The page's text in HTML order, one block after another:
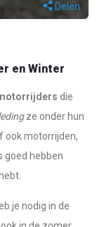
Delen
en Winter
die
ze onder hun
ook motorrijden,
goed hebben
je nodig in de